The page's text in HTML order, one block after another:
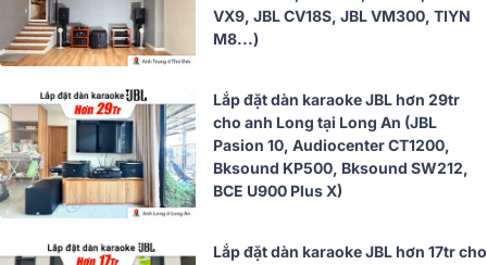
VX9, JBL CV18S, JBL VM300, TIYN
M8...)
Lắp đặt dàn karaoke JBL hơn 29tr
cho anh Long tại Long An (JBL
Pasion 10, Audiocenter CT1200,
Bksound KP500, Bksound SW212,
BCE U900 Plus X)
Lắp đặt dàn karaoke JBL hơn 17tr cho